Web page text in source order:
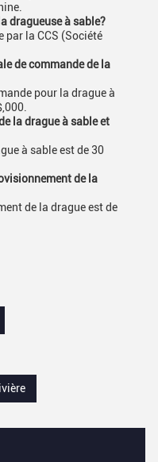
dragueuse à sable?
par la CCS (Société
de commande de la
pour la drague à
la drague à sable et
à sable est de 30
de la
de la drague est de